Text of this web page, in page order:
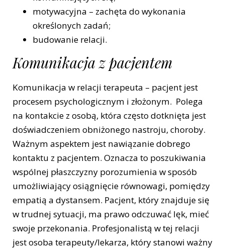
motywacyjna – zachęta do wykonania
określonych zadań;
budowanie relacji.
Komunikacja z pacjentem
Komunikacja w relacji terapeuta – pacjent jest
procesem psychologicznym i złożonym. Polega
na kontakcie z osobą, która często dotknięta jest
doświadczeniem obniżonego nastroju, choroby.
Ważnym aspektem jest nawiązanie dobrego
kontaktu z pacjentem. Oznacza to poszukiwania
wspólnej płaszczyzny porozumienia w sposób
umożliwiający osiągnięcie równowagi, pomiędzy
empatią a dystansem. Pacjent, który znajduje się
w trudnej sytuacji, ma prawo odczuwać lęk, mieć
swoje przekonania. Profesjonalistą w tej relacji
jest osoba terapeuty/lekarza, który stanowi ważny